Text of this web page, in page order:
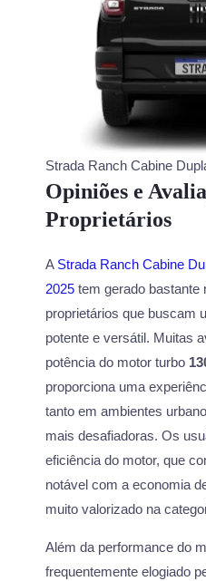
Strada Ranch Cabine
Opiniões e
Proprietários
A Strada Ranch Cabine
2025 tem gerado bastante
proprietários que buscam
potente e versátil. Muitas
potência do motor turbo
proporciona uma
tanto em ambientes
mais desafiadoras. Os
eficiência do motor, que
notável com a economia
muito valorizado na
Além da performance do
frequentemente elogiado